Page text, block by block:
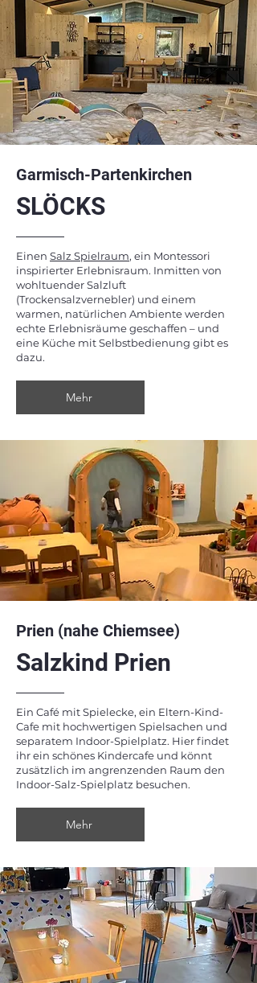
Garmisch-Partenkirchen
SLÖCKS
Einen Salz Spielraum, ein Montessori
inspirierter Erlebnisraum. Inmitten von
wohltuender Salzluft
(Trockensalzvernebler) und einem
warmen, natürlichen Ambiente werden
echte Erlebnisräume geschaffen – und
eine Küche mit Selbstbedienung gibt es
dazu.
Mehr
Prien (nahe Chiemsee)
Salzkind Prien
Ein Café mit Spielecke, ein Eltern-Kind-
Cafe mit hochwertigen Spielsachen und
separatem Indoor-Spielplatz. Hier findet
ihr ein schönes Kindercafe und könnt
zusätzlich im angrenzenden Raum den
Indoor-Salz-Spielplatz besuchen.
Mehr